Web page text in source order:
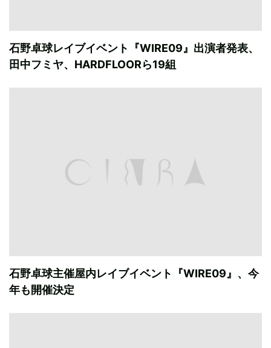
石野卓球レイブイベント『WIRE09』出演者発表、
田中フミヤ、HARDFLOORら19組
石野卓球主催屋内レイブイベント『WIRE09』、今
年も開催決定